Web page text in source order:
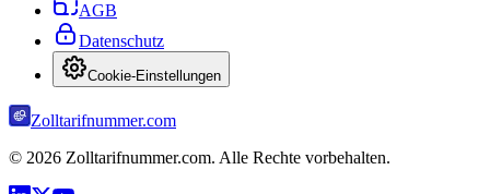
AGB
Datenschutz
Cookie-Einstellungen
Zolltarifnummer.com
© 2026 Zolltarifnummer.com. Alle Rechte vorbehalten.